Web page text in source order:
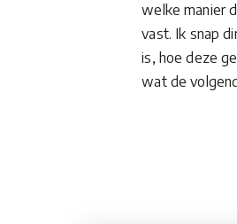
welke manier
vast. Ik snap
is, hoe deze
wat de